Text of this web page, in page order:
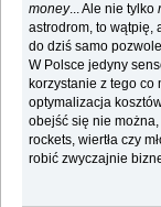
money... Ale nie tylko
astrodrom, to wątpię,
do dziś samo
W Polsce jedyny
korzystanie z tego co
optymalizacja
obejść się nie
rockets, wiertła czy
robić zwyczajnie